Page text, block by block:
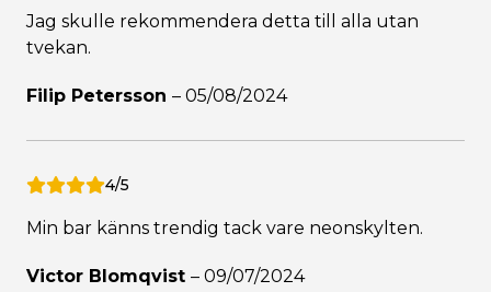
Jag skulle rekommendera detta till alla utan
tvekan.
Filip Petersson – 05/08/2024
4/5
Min bar känns trendig tack vare neonskylten.
Victor Blomqvist – 09/07/2024